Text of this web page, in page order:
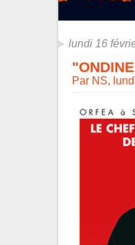
lundi 16
Par NS,